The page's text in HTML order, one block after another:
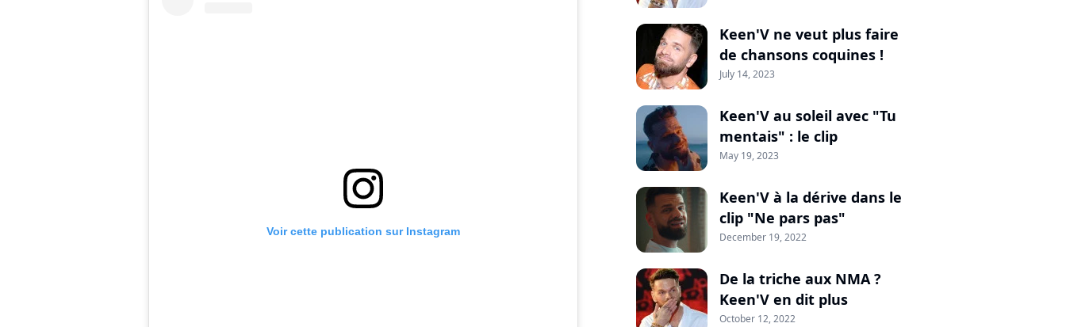
Voir cette publication sur Instagram
Keen'V ne veut plus faire
de chansons coquines !
July 14, 2023
Keen'V au soleil avec "Tu
mentais" : le clip
May 19, 2023
Keen'V à la dérive dans le
clip "Ne pars pas"
December 19, 2022
De la triche aux NMA ?
Keen'V en dit plus
October 12, 2022